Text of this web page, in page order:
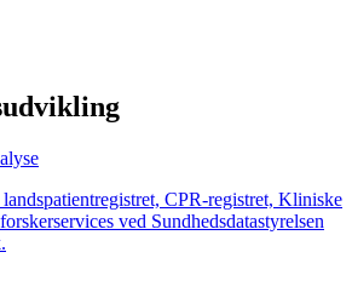
CPR-registret, Kliniske
ved Sundhedsdatastyrelsen